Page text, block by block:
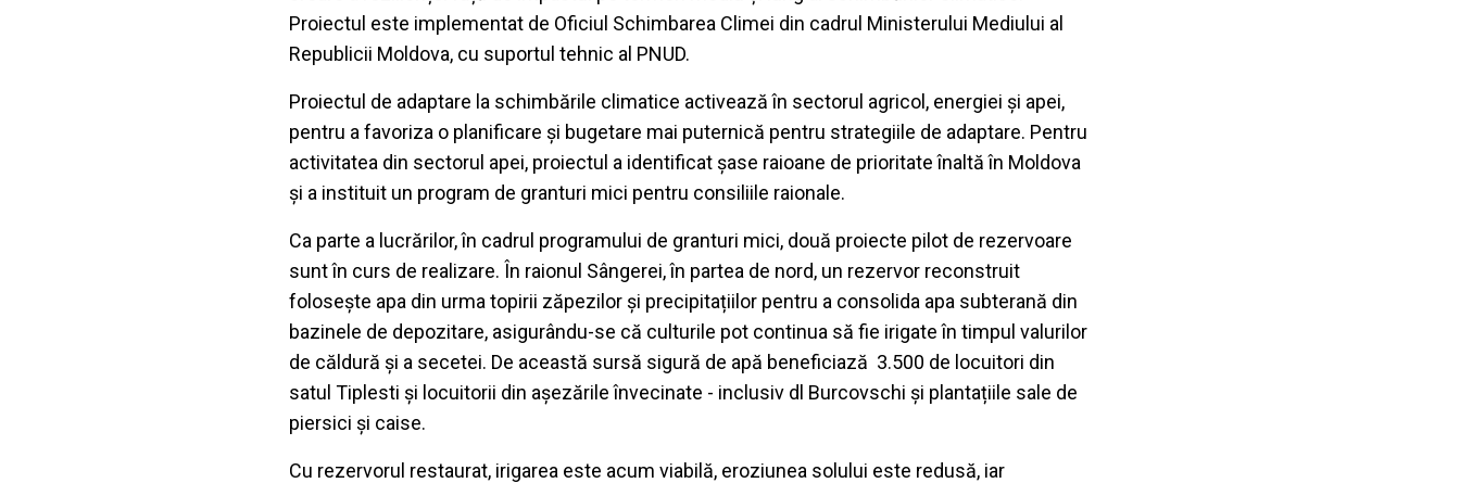
Proiectul este implementat de Oficiul Schimbarea Climei din cadrul Ministerului Mediului al
Republicii Moldova, cu suportul tehnic al PNUD.
Proiectul de adaptare la schimbările climatice activează în sectorul agricol, energiei și apei,
pentru a favoriza o planificare și bugetare mai puternică pentru strategiile de adaptare. Pentru
activitatea din sectorul apei, proiectul a identificat șase raioane de prioritate înaltă în Moldova
și a instituit un program de granturi mici pentru consiliile raionale.
Ca parte a lucrărilor, în cadrul programului de granturi mici, două proiecte pilot de rezervoare
sunt în curs de realizare. În raionul Sângerei, în partea de nord, un rezervor reconstruit
folosește apa din urma topirii zăpezilor și precipitațiilor pentru a consolida apa subterană din
bazinele de depozitare, asigurându-se că culturile pot continua să fie irigate în timpul valurilor
de căldură și a secetei. De această sursă sigură de apă beneficiază 3.500 de locuitori din
satul Tiplesti și locuitorii din așezările învecinate - inclusiv dl Burcovschi și plantațiile sale de
piersici și caise.
Cu rezervorul restaurat, irigarea este acum viabilă, eroziunea solului este redusă, iar